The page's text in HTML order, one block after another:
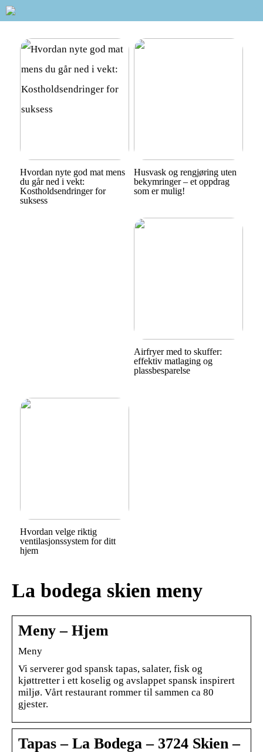
Hvordan nyte god mat mens
du går ned i vekt:
Kostholdsendringer for
suksess
Husvask og rengjøring uten
bekymringer – et oppdrag
som er mulig!
Airfryer med to skuffer:
effektiv matlaging og
plassbesparelse
Hvordan velge riktig
ventilasjonssystem for ditt
hjem
La bodega skien meny
Meny – Hjem
Meny
Vi serverer god spansk tapas, salater, fisk og
kjøttretter i ett koselig og avslappet spansk inspirert
miljø. Vårt restaurant rommer til sammen ca 80
gjester.
Tapas – La Bodega – 3724 Skien –